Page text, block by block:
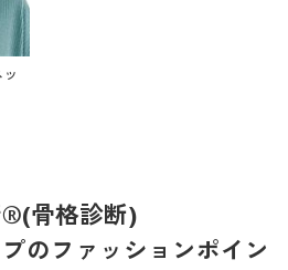
骨格診断)
のファッションポイン